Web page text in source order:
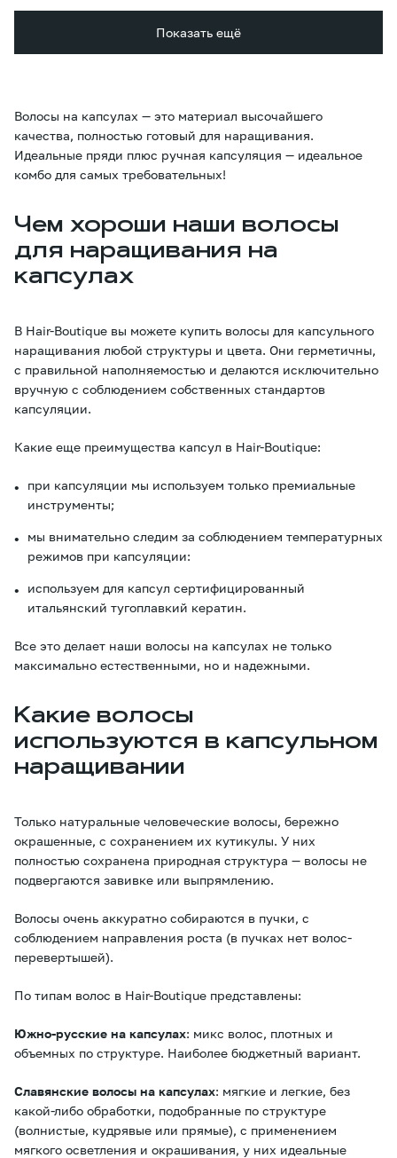
Показать ещё
Волосы на капсулах — это материал высочайшего
качества, полностью готовый для наращивания.
Идеальные пряди плюс ручная капсуляция — идеальное
комбо для самых требовательных!
Чем хороши наши волосы
для наращивания на
капсулах
В Hair-Boutique вы можете купить волосы для капсульного
наращивания любой структуры и цвета. Они герметичны,
с правильной наполняемостью и делаются исключительно
вручную с соблюдением собственных стандартов
капсуляции.
Какие еще преимущества капсул в Hair-Boutique:
при капсуляции мы используем только премиальные
инструменты;
мы внимательно следим за соблюдением температурных
режимов при капсуляции:
используем для капсул сертифицированный
итальянский тугоплавкий кератин.
Все это делает наши волосы на капсулах не только
максимально естественными, но и надежными.
Какие волосы
используются в капсульном
наращивании
Только натуральные человеческие волосы, бережно
окрашенные, с сохранением их кутикулы. У них
полностью сохранена природная структура — волосы не
подвергаются завивке или выпрямлению.
Волосы очень аккуратно собираются в пучки, с
соблюдением направления роста (в пучках нет волос-
перевертышей).
По типам волос в Hair-Boutique представлены:
Южно-русские на капсулах: микс волос, плотных и
объемных по структуре. Наиболее бюджетный вариант.
Славянские волосы на капсулах: мягкие и легкие, без
какой-либо обработки, подобранные по структуре
(волнистые, кудрявые или прямые), с применением
мягкого осветления и окрашивания, у них идеальные